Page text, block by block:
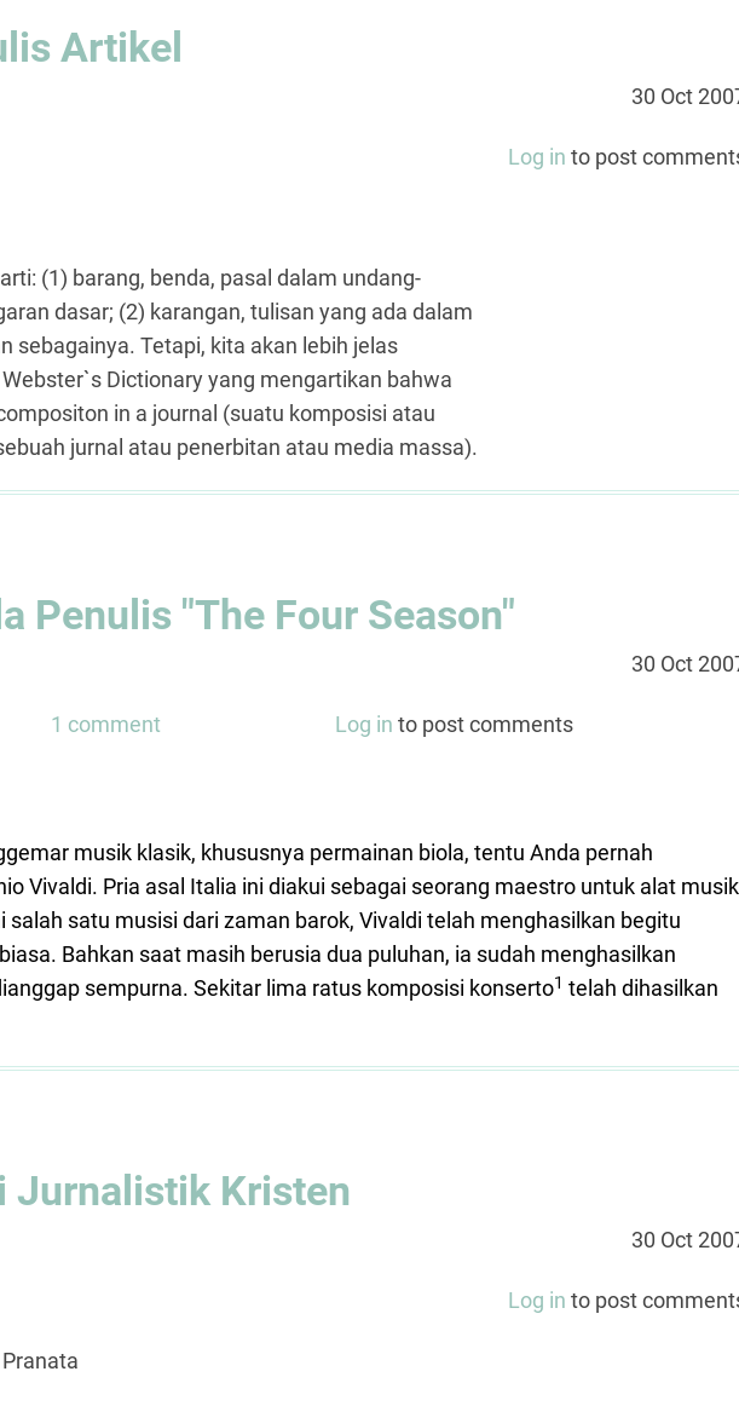
Artikel
30 Oct
Log in to post
(1) barang, benda, pasal dalam undang-
dasar; (2) karangan, tulisan yang ada dalam
sebagainya. Tetapi, kita akan lebih jelas
Dictionary yang mengartikan bahwa
in a journal (suatu komposisi atau
jurnal atau penerbitan atau media massa).
Penulis "The Four Season"
30 Oct
1 comment Log in to post comments
musik klasik, khususnya permainan biola, tentu Anda pernah
Vivaldi. Pria asal Italia ini diakui sebagai seorang maestro untuk alat musik
salah satu musisi dari zaman barok, Vivaldi telah menghasilkan begitu
Bahkan saat masih berusia dua puluhan, ia sudah menghasilkan
sempurna. Sekitar lima ratus komposisi konserto1 telah dihasilkan
Jurnalistik Kristen
30 Oct
Log in to post